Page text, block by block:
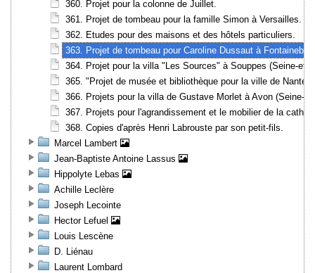
360. Projet pour la colonne de Juillet.
361. Projet de tombeau pour la famille Simon à Versailles.
362. Etudes pour des maisons et des hôtels particuliers.
363. Projet de tombeau pour Caroline Dussaut à
364. Projet pour la villa "Les Sources" à Souppes (Seine-et-
365. "Projet de musée et bibliothèque pour la ville de
366. Projets pour la villa de Gustave Morlet à Avon (Seine-
367. Projets pour l'agrandissement et le mobilier de la
368. Copies d'après Henri Labrouste par son petit-fils.
Marcel Lambert
Jean-Baptiste Antoine Lassus
Hippolyte Lebas
Achille Leclère
Joseph Lecointe
Hector Lefuel
Louis Lescène
D. Liénau
Laurent Lombard